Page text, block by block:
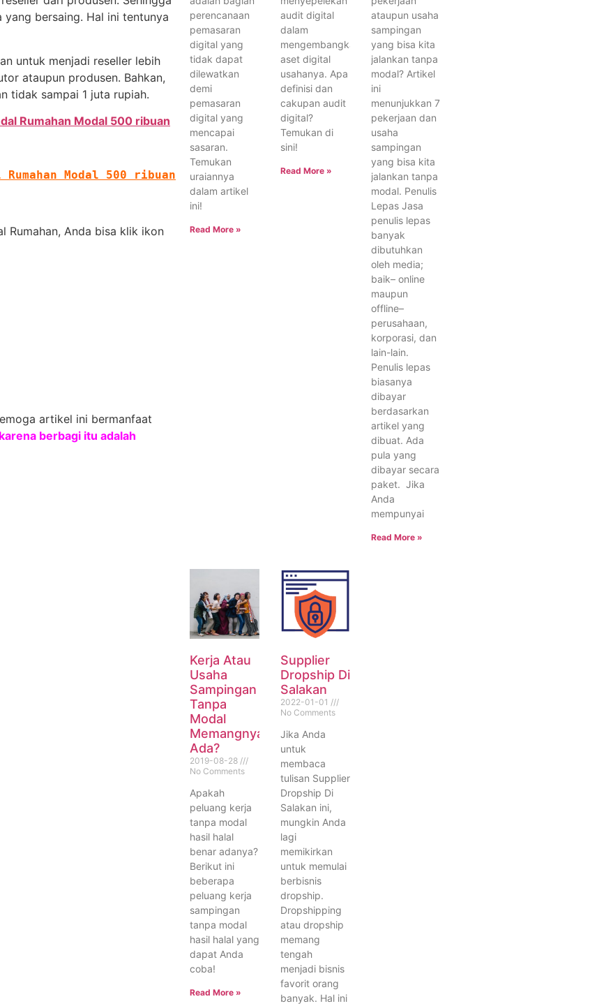
bersaing. Hal ini tentunya
untuk menjadi reseller lebih
ataupun produsen. Bahkan,
tidak sampai 1 juta rupiah.
Rumahan Modal 500 ribuan
Modal 500 ribuan
Rumahan, Anda bisa klik ikon
artikel ini bermanfaat
berbagi itu adalah
perencanaan
pemasaran
digital yang
tidak dapat
dilewatkan
demi
pemasaran
digital yang
mencapai
sasaran.
Temukan
uraiannya
dalam artikel
ini!
Read More »
audit digital
dalam
mengembangkan
aset digital
usahanya. Apa
definisi dan
cakupan audit
digital?
Temukan di
sini!
Read More »
ataupun usaha
sampingan
yang bisa kita
jalankan tanpa
modal? Artikel
ini
menunjukkan 7
pekerjaan dan
usaha
sampingan
yang bisa kita
jalankan tanpa
modal. Penulis
Lepas Jasa
penulis lepas
banyak
dibutuhkan
oleh media;
baik– online
maupun
offline–
perusahaan,
korporasi, dan
lain-lain.
Penulis lepas
biasanya
dibayar
berdasarkan
artikel yang
dibuat. Ada
pula yang
dibayar secara
paket. Jika
Anda
mempunyai
Read More »
Kerja Atau
Usaha
Sampingan
Tanpa
Modal
Memangnya
Ada?
2019-08-28
No Comments
Apakah
peluang kerja
tanpa modal
hasil halal
benar adanya?
Berikut ini
beberapa
peluang kerja
sampingan
tanpa modal
hasil halal yang
dapat Anda
coba!
Read More »
Supplier
Dropship Di
Salakan
2022-01-01
No Comments
Jika Anda
untuk
membaca
tulisan Supplier
Dropship Di
Salakan ini,
mungkin Anda
lagi
memikirkan
untuk memulai
berbisnis
dropship.
Dropshipping
atau dropship
memang
tengah
menjadi bisnis
favorit orang
banyak. Hal ini